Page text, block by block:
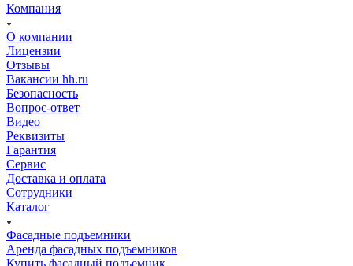
Компания
О компании
Лицензии
Отзывы
Вакансии hh.ru
Безопасность
Вопрос-ответ
Видео
Реквизиты
Гарантия
Сервис
Доставка и оплата
Сотрудники
Каталог
Фасадные подъемники
Аренда фасадных подъемников
Купить фасадный подъемник